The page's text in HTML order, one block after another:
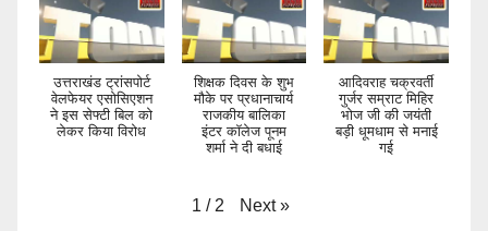
सुदेश हत्याकांड का
खुलासा क्या है पूरा
मामला देखिए अरे
चैनल को लाइक एंड
सब्सक्राइब जरूर
करें
झबरेड़ा के पनियाला
चंदा पुर मे गोगा
महाडी मेले का
आयोजन
केंद्र सरकार के
द्वारा लाया गया रोड
सेफ्टी बिल की अब
कांग्रेस करेगी घोर
निंदा